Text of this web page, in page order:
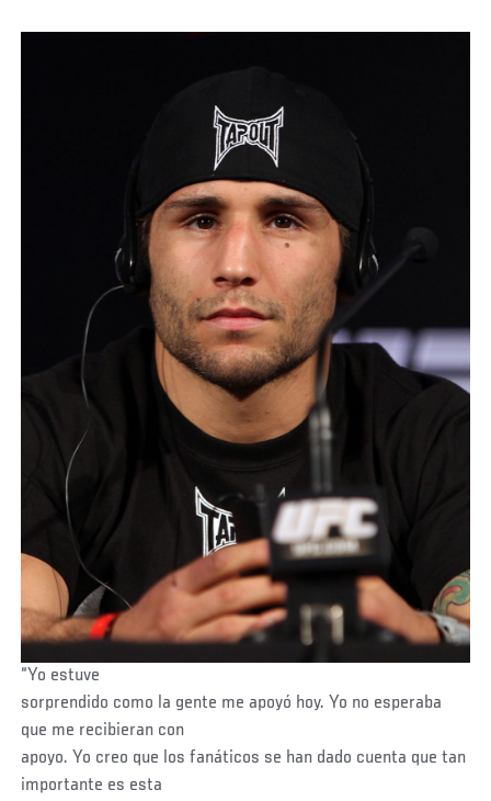
“Yo estuve
sorprendido como la gente me apoyó hoy. Yo no esperaba
que me recibieran con
apoyo. Yo creo que los fanáticos se han dado cuenta que tan
importante es esta